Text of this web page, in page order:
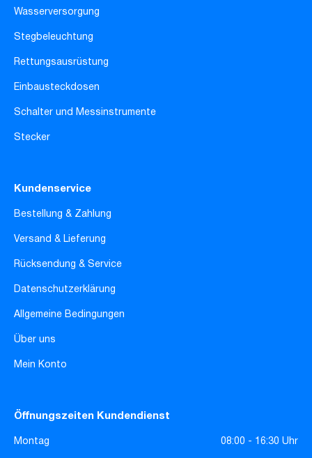
Wasserversorgung
Stegbeleuchtung
Rettungsausrüstung
Einbausteckdosen
Schalter und Messinstrumente
Stecker
Kundenservice
Bestellung & Zahlung
Versand & Lieferung
Rücksendung & Service
Datenschutzerklärung
Allgemeine Bedingungen
Über uns
Mein Konto
Öffnungszeiten Kundendienst
Montag
08:00 - 16:30 Uhr